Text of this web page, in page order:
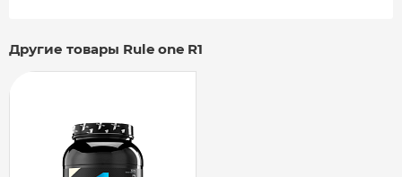
Другие товары Rule one R1